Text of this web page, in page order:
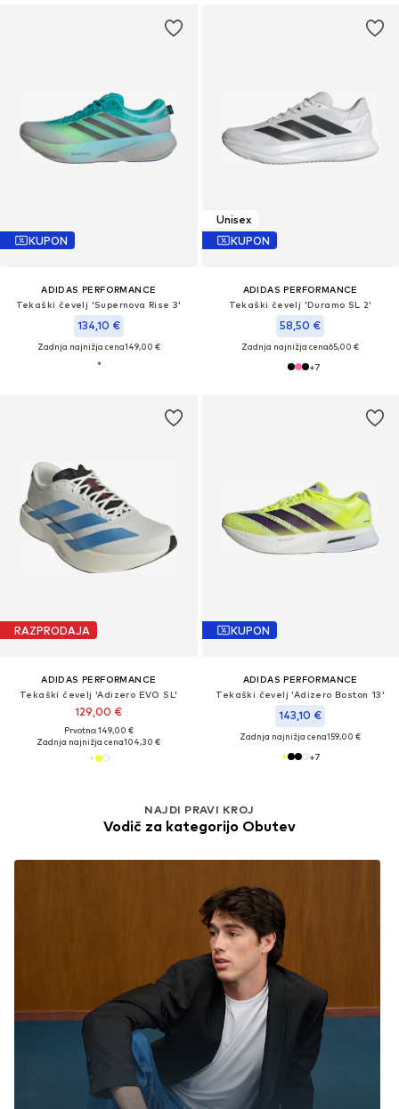
KUPON
ADIDAS PERFORMANCE
Tekaški čevelj 'Supernova Rise 3'
134,10 €
Zadnja najnižja cena149,00 €
Unisex
KUPON
ADIDAS PERFORMANCE
Tekaški čevelj 'Duramo SL 2'
58,50 €
Zadnja najnižja cena65,00 €
+7
RAZPRODAJA
ADIDAS PERFORMANCE
Tekaški čevelj 'Adizero EVO SL'
129,00 €
Prvotno: 149,00 €
Zadnja najnižja cena104,30 €
KUPON
ADIDAS PERFORMANCE
Tekaški čevelj 'Adizero Boston 13'
143,10 €
Zadnja najnižja cena159,00 €
+7
NAJDI PRAVI KROJ
Vodič za kategorijo Obutev